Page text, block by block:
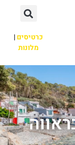
כרטיסים|
מלונות